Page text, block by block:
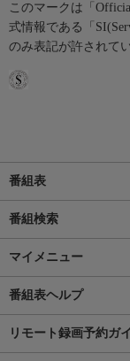
このマークは「
式情報である「
のみ表記が許されて
番組表
番組検索
マイメニュー
番組表ヘルプ
リモート録画予約ガ